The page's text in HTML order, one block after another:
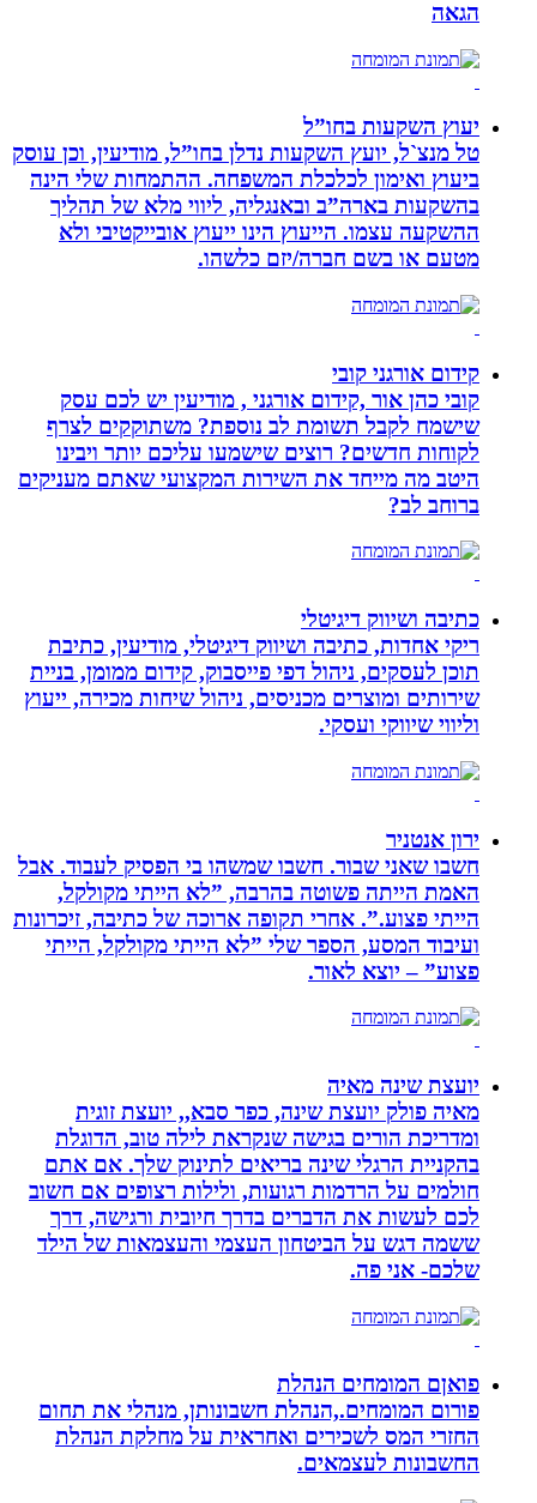
יעוץ השקעות בחו”ל
טל מנצ`ל, יועץ השקעות נדלן בחו”ל, מודיעין, וכן עוסק
ביעוץ ואימון לכלכלת המשפחה. ההתמחות שלי הינה
בהשקעות בארה”ב ובאנגליה, ליווי מלא של תהליך
ההשקעה עצמו. הייעוץ הינו ייעוץ אובייקטיבי ולא
מטעם או בשם חברה/יזם כלשהו.
קידום אורגני קובי
קובי כהן אור ,קידום אורגני , מודיעין יש לכם עסק
שישמח לקבל תשומת לב נוספת? משתוקקים לצרף
לקוחות חדשים? רוצים שישמעו עליכם יותר ויבינו
היטב מה מייחד את השירות המקצועי שאתם מעניקים
ברוחב לב?
כתיבה ושיווק דיגיטלי
ריקי אחדות, כתיבה ושיווק דיגיטלי, מודיעין, כתיבת
תוכן לעסקים, ניהול דפי פייסבוק, קידום ממומן, בניית
שירותים ומוצרים מכניסים, ניהול שיחות מכירה, ייעוץ
וליווי שיווקי ועסקי.
ירון אנטניר
חשבו שאני שבור. חשבו שמשהו בי הפסיק לעבוד. אבל
האמת הייתה פשוטה בהרבה, ”לא הייתי מקולקל,
הייתי פצוע.”. אחרי תקופה ארוכה של כתיבה, זיכרונות
ועיבוד המסע, הספר שלי ”לא הייתי מקולקל, הייתי
פצוע” – יוצא לאור.
יועצת שינה מאיה
מאיה פולק יועצת שינה, כפר סבא,, יועצת זוגית
ומדריכת הורים בגישה שנקראת לילה טוב, הדוגלת
בהקניית הרגלי שינה בריאים לתינוק שלך. אם אתם
חולמים על הרדמות רגועות, ולילות רצופים אם חשוב
לכם לעשות את הדברים בדרך חיובית ורגישה, דרך
ששמה דגש על הביטחון העצמי והעצמאות של הילד
שלכם- אני פה.
פואןם המומחים הנהלת
פורום המומחים.,הנהלת חשבונותן, מנהלי את תחום
החזרי המס לשכירים ואחראית על מחלקת הנהלת
החשבונות לעצמאים.